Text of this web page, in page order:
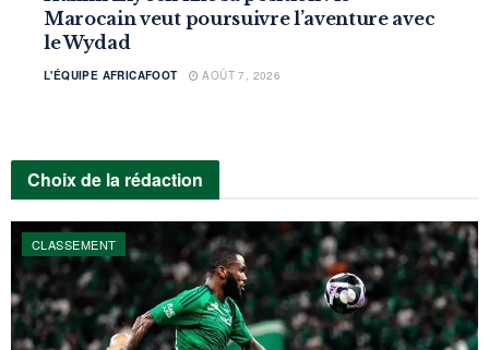
Marocain veut poursuivre l’aventure avec
le Wydad
L'ÉQUIPE AFRICAFOOT AOÛT 7, 2026
Choix de la rédaction
CLASSEMENT